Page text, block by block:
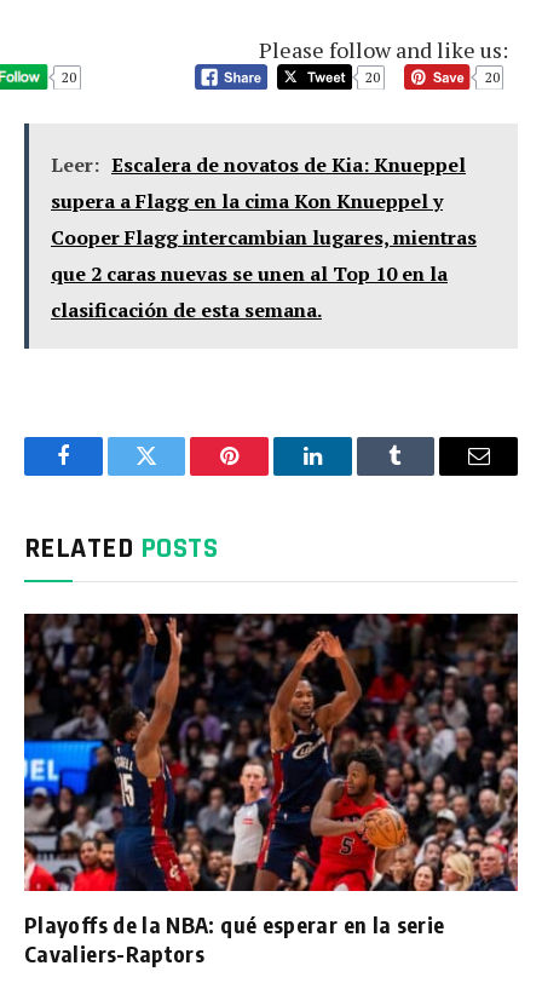
Please follow and like us:
20 20 20
Leer: Escalera de novatos de Kia: Knueppel
supera a Flagg en la cima Kon Knueppel y
Cooper Flagg intercambian lugares, mientras
que 2 caras nuevas se unen al Top 10 en la
clasificación de esta semana.
FacebookTwitter Pinterest LinkedInTumblr Email
RELATED POSTS
Playoffs de la NBA: qué esperar en la serie
Cavaliers-Raptors